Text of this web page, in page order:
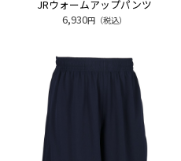
JRウォームアップパンツ
6,930円（税込）